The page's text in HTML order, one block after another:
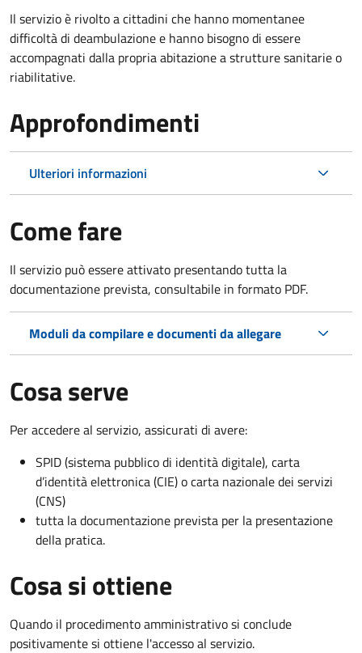
Il servizio è rivolto a cittadini che hanno momentanee
difficoltà di deambulazione e hanno bisogno di essere
accompagnati dalla propria abitazione a strutture sanitarie o
riabilitative.
Approfondimenti
Ulteriori informazioni
Come fare
Il servizio può essere attivato presentando tutta la
documentazione prevista, consultabile in formato PDF.
Moduli da compilare e documenti da allegare
Cosa serve
Per accedere al servizio, assicurati di avere:
SPID (sistema pubblico di identità digitale), carta
d’identità elettronica (CIE) o carta nazionale dei servizi
(CNS)
tutta la documentazione prevista per la presentazione
della pratica.
Cosa si ottiene
Quando il procedimento amministrativo si conclude
positivamente si ottiene l'accesso al servizio.